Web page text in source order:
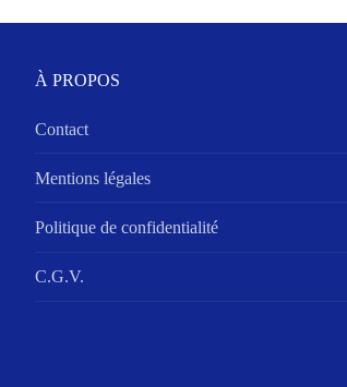
À PROPOS
Contact
Mentions légales
Politique de confidentialité
C.G.V.